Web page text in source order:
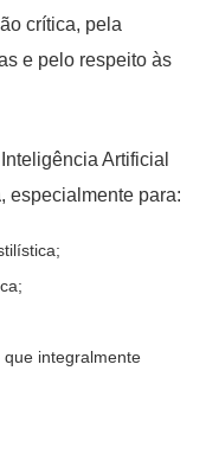
crítica, pela
e pelo respeito às
Artificial
, especialmente para:
integralmente